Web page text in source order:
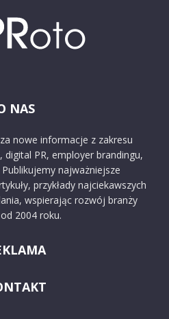
NAS
nowe informacje z zakresu
PR, employer brandingu,
Publikujemy najważniejsze
przykłady najciekawszych
wspierając rozwój branży
2004 roku.